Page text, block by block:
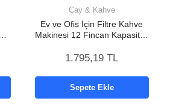
Çay & Kahve
Ev ve Ofis İçin Filtre Kahve
Makinesi 12 Fincan Kapasiteli
1.795,19 TL
Sepete Ekle